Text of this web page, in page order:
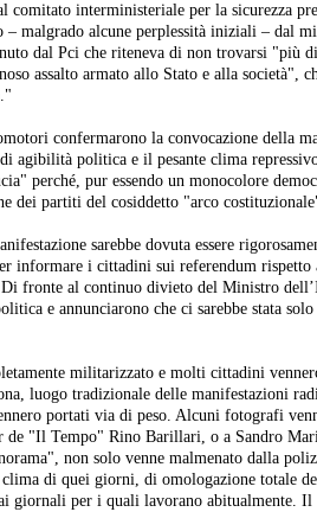
comitato interministeriale per la sicurezza
malgrado alcune perplessità iniziali – dal
dal Pci che riteneva di non trovarsi "più
assalto armato allo Stato e alla società",
confermarono la convocazione della
agibilità politica e il pesante clima
perché, pur essendo un monocolore
dei partiti del cosiddetto "arco
sarebbe dovuta essere
informare i cittadini sui referendum rispetto
fronte al continuo divieto del Ministro
e annunciarono che ci sarebbe stata
militarizzato e molti cittadini
luogo tradizionale delle manifestazioni
portati via di peso. Alcuni fotografi
de "Il Tempo" Rino Barillari, o a Sandro
non solo venne malmenato dalla
di quei giorni, di omologazione totale
giornali per i quali lavorano abitualmente.